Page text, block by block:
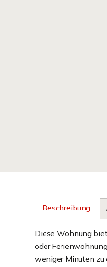
Beschreibung
Diese Wohnung
oder
weniger Minuten zu